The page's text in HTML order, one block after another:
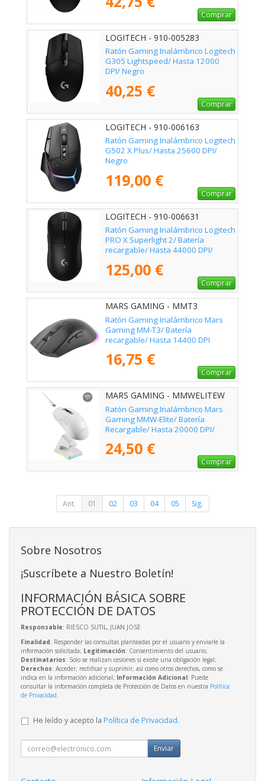
Comprar
LOGITECH - 910-005283
Ratón Gaming Inalámbrico Logitech
G305 Lightspeed/ Hasta 12000
DPI/ Negro
40,25 €
Comprar
LOGITECH - 910-006163
Ratón Gaming Inalámbrico Logitech
G502 X Plus/ Hasta 25600 DPI/
Negro
119,00 €
Comprar
LOGITECH - 910-006631
Ratón Gaming Inalámbrico Logitech
PRO X Superlight 2/ Batería
recargable/ Hasta 44000 DPI/
125,00 €
Comprar
MARS GAMING - MMT3
Ratón Gaming Inalámbrico Mars
Gaming MM-T3/ Batería
recargable/ Hasta 14400 DPI
16,75 €
Comprar
MARS GAMING - MMWELITEW
Ratón Gaming Inalámbrico Mars
Gaming MMW-Elite/ Batería
Recargable/ Hasta 20000 DPI/
24,50 €
Comprar
Ant. 01 02 03 04 05 Sig.
Sobre Nosotros
¡Suscríbete a Nuestro Boletín!
INFORMACIÓN BÁSICA SOBRE
PROTECCIÓN DE DATOS
Responsable: RIESCO SUTIL, JUAN JOSE
Finalidad: Responder las consultas planteadas por el usuario y enviarle la
información solicitada; Legitimación: Consentimiento del usuario;
Destinatarios: Solo se realizan cesiones si existe una obligación legal;
Derechos: Acceder, rectificar y suprimir, así como otros derechos, como se
indica en la información adicional; Información Adicional: Puede
consultar la información completa de Protección de Datos en nuestra Política
de Privacidad.
He leído y acepto la Política de Privacidad.
Enviar